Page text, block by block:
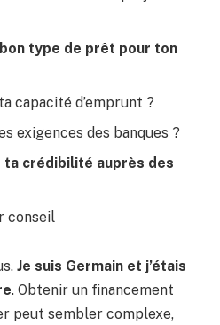
type de prêt pour ton
capacité d’emprunt ?
exigences des banques ?
crédibilité auprès des
conseil
Je suis Germain et j’étais
. Obtenir un financement
peut sembler complexe,